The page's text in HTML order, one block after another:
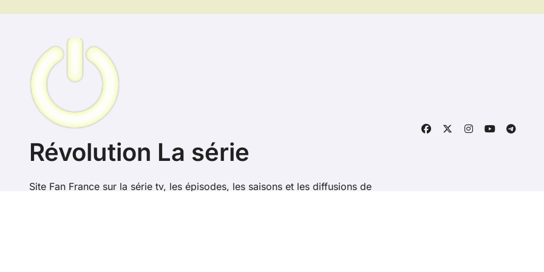
Révolution La série
Site Fan France sur la série tv, les épisodes, les saisons et les diffusions de